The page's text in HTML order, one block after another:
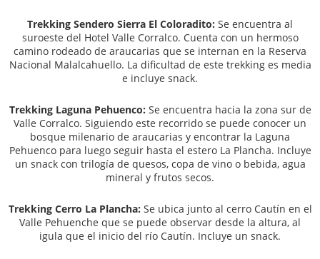
Trekking Sendero Sierra El Coloradito: Se encuentra al
suroeste del Hotel Valle Corralco. Cuenta con un hermoso
camino rodeado de araucarias que se internan en la Reserva
Nacional Malalcahuello. La dificultad de este trekking es media
e incluye snack.
Trekking Laguna Pehuenco: Se encuentra hacia la zona sur de
Valle Corralco. Siguiendo este recorrido se puede conocer un
bosque milenario de araucarias y encontrar la Laguna
Pehuenco para luego seguir hasta el estero La Plancha. Incluye
un snack con trilogía de quesos, copa de vino o bebida, agua
mineral y frutos secos.
Trekking Cerro La Plancha: Se ubica junto al cerro Cautín en el
Valle Pehuenche que se puede observar desde la altura, al
igula que el inicio del río Cautín. Incluye un snack.